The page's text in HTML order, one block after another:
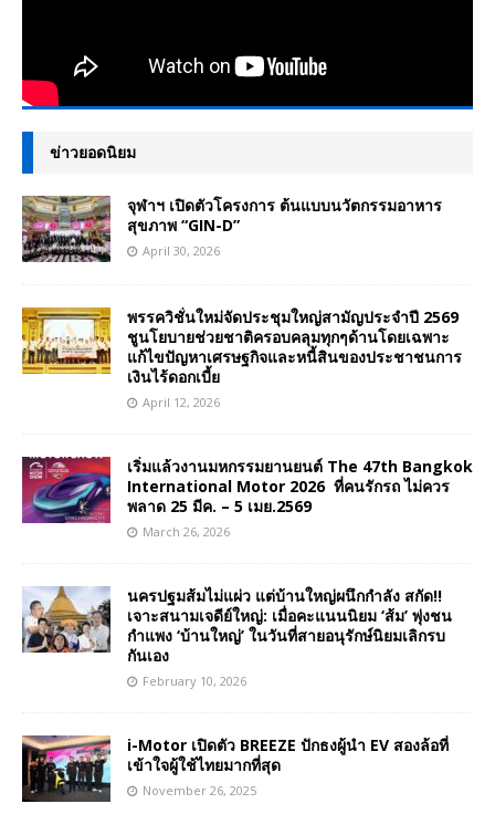
ข่าวยอดนิยม
จุฬาฯ เปิดตัวโครงการ ต้นแบบนวัตกรรมอาหาร
สุขภาพ “GIN-D”
April 30, 2026
พรรควิชั่นใหม่จัดประชุมใหญ่สามัญประจำปี 2569
ชูนโยบายช่วยชาติครอบคลุมทุกๆด้านโดยเฉพาะ
แก้ไขปัญหาเศรษฐกิจและหนี้สินของประชาชนการ
เงินไร้ดอกเบี้ย
April 12, 2026
เริ่มแล้วงานมหกรรมยานยนต์ The 47th Bangkok
International Motor 2026 ที่คนรักรถ ไม่ควร
พลาด 25 มีค. – 5 เมย.2569
March 26, 2026
นครปฐมส้มไม่แผ่ว แต่บ้านใหญ่ผนึกกำลัง สกัด!!
เจาะสนามเจดีย์ใหญ่: เมื่อคะแนนนิยม ‘ส้ม’ พุ่งชน
กำแพง ‘บ้านใหญ่’ ในวันที่สายอนุรักษ์นิยมเลิกรบ
กันเอง
February 10, 2026
i-Motor เปิดตัว BREEZE ปักธงผู้นำ EV สองล้อที่
เข้าใจผู้ใช้ไทยมากที่สุด
November 26, 2025